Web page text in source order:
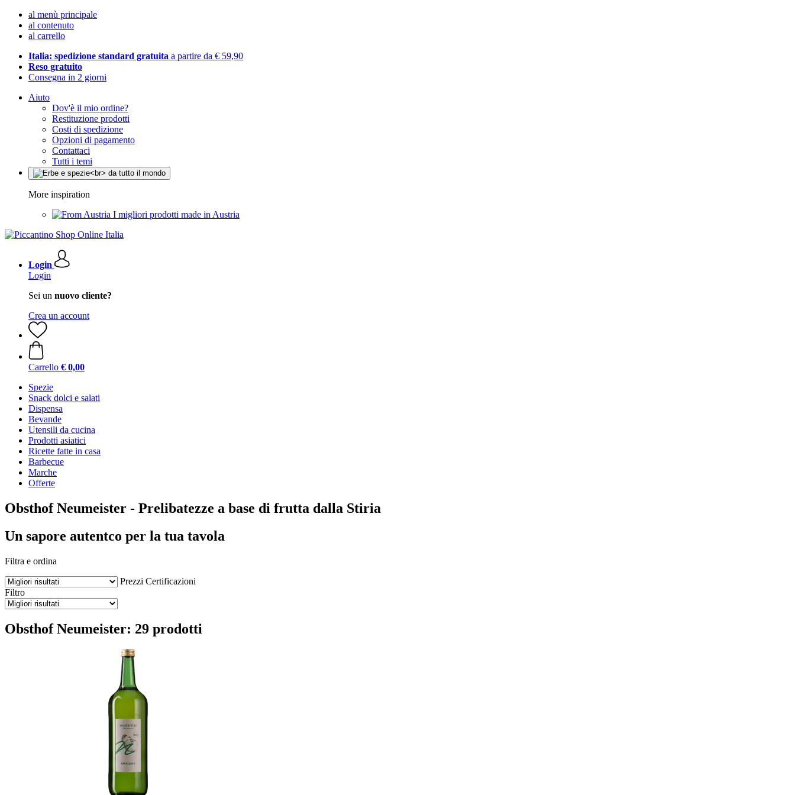
al menù principale
al contenuto
al carrello
Italia: spedizione standard gratuita a partire da € 59,90
Reso gratuito
Consegna in 2 giorni
Aiuto
Dov'è il mio ordine?
Restituzione prodotti
Costi di spedizione
Opzioni di pagamento
Contattaci
Tutti i temi
More inspiration
I migliori prodotti made in Austria
Login
Login
Sei un nuovo cliente?
Crea un account
Carrello € 0,00
Spezie
Snack dolci e salati
Dispensa
Bevande
Utensili da cucina
Prodotti asiatici
Ricette fatte in casa
Barbecue
Marche
Offerte
Obsthof Neumeister - Prelibatezze a base di frutta dalla Stiria
Un sapore autentco per la tua tavola
Filtra e ordina
Prezzi Certificazioni
Filtro
Obsthof Neumeister: 29 prodotti